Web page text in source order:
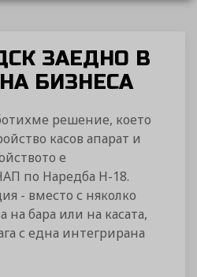
ЗАЕДНО В
БИЗНЕСА
решение, което
касов апарат и
е
по Наредба Н-18.
- вместо с няколко
на бара или на касата,
с една интегрирана